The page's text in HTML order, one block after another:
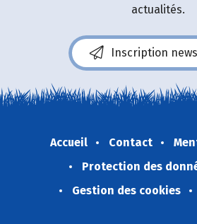
actualités.
Inscription
Accueil Contact
Protection des
Gestion des cookies